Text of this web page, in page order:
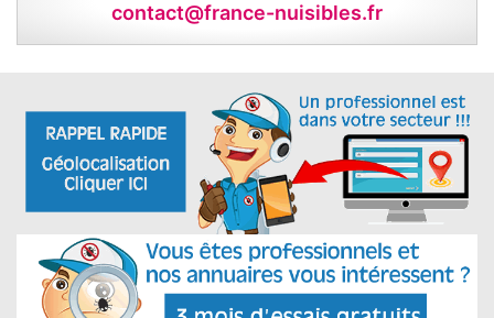
contact@france-nuisibles.fr